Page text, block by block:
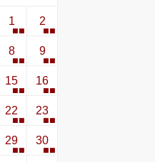
1 2
8 9
15 16
22 23
29 30